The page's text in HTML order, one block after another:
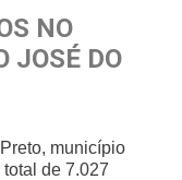
NO
JOSÉ DO
município
de 7.027